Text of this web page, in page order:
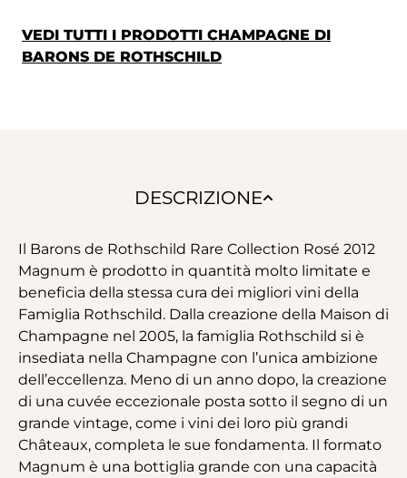
VEDI TUTTI I PRODOTTI CHAMPAGNE DI
BARONS DE ROTHSCHILD
DESCRIZIONE
Il Barons de Rothschild Rare Collection Rosé 2012
Magnum è prodotto in quantità molto limitate e
beneficia della stessa cura dei migliori vini della
Famiglia Rothschild. Dalla creazione della Maison di
Champagne nel 2005, la famiglia Rothschild si è
insediata nella Champagne con l’unica ambizione
dell’eccellenza. Meno di un anno dopo, la creazione
di una cuvée eccezionale posta sotto il segno di un
grande vintage, come i vini dei loro più grandi
Châteaux, completa le sue fondamenta. Il formato
Magnum è una bottiglia grande con una capacità